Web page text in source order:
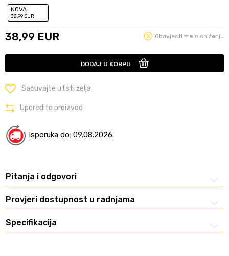
NOVA
38,99 EUR
38,99 EUR Obavjesti me o sniženju
DODAJ U KORPU
Sačuvajte u listi želja
Uporedite proizvod
Isporuka do: 09.08.2026.
Pitanja i odgovori
Provjeri dostupnost u radnjama
Specifikacija